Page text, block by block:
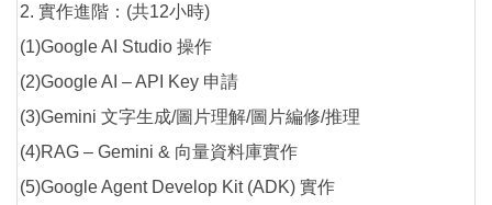
2. 實作進階：(共12小時)
(1)Google AI Studio 操作
(2)Google AI – API Key 申請
(3)Gemini 文字生成/圖片理解/圖片編修/推理
(4)RAG – Gemini & 向量資料庫實作
(5)Google Agent Develop Kit (ADK) 實作